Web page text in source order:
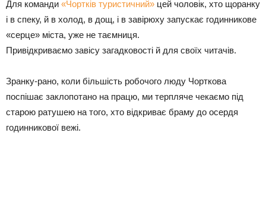
Для команди «Чортків туристичний» цей чоловік, хто щоранку
і в спеку, й в холод, в дощ, і в завірюху запускає годинникове
«серце» міста, уже не таємниця.
Привідкриваємо завісу загадковості й для своїх читачів.
Зранку-рано, коли більшість робочого люду Чорткова
поспішає заклопотано на працю, ми терпляче чекаємо під
старою ратушею на того, хто відкриває браму до осердя
годинникової вежі.